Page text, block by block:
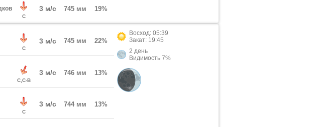
С
3 м/с 745 мм 19%
С
3 м/с 745 мм 22%
С,С-В
3 м/с 746 мм 13%
С
3 м/с 744 мм 13%
Восход: 05:39
Закат: 19:45
2 день
Видимость 7%